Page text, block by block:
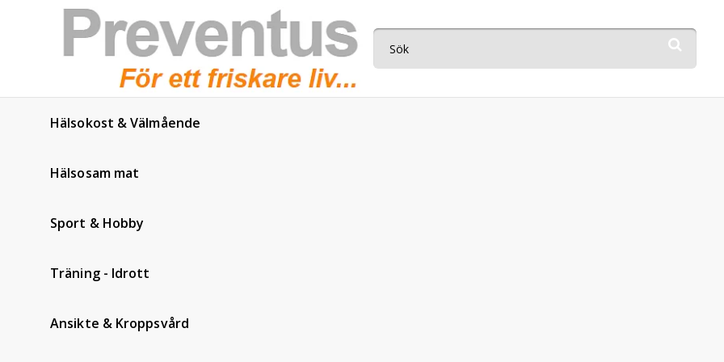
Hälsokost & Välmående
Hälsosam mat
Sport & Hobby
Träning - Idrott
Ansikte & Kroppsvård